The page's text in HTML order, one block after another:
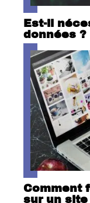
Est-il
données ?
Comment
sur un site